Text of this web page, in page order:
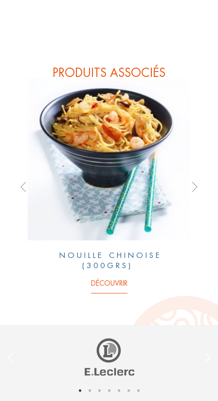
PRODUITS ASSOCIÉS
NOUILLE CHINOISE
(300GRS)
DÉCOUVRIR